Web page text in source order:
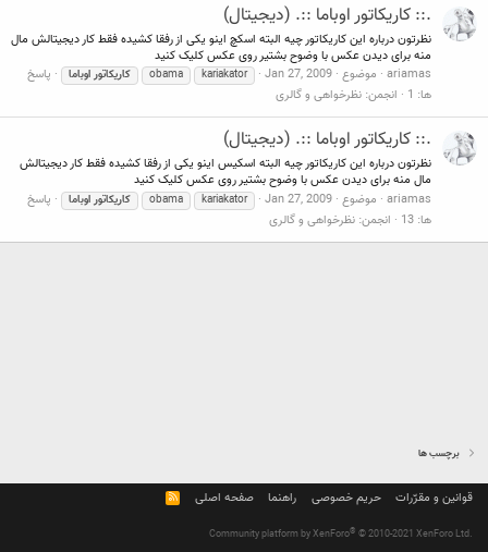
.:: کاریکاتور اوباما ::. (دیجیتال)
نظرتون درباره این کاریکاتور چیه البته اسکچ اینو یکی از رفقا کشیده فقط کار دیجیتالش مال
منه برای دیدن عکس با وضوح بشتیر روی عکس کلیک کنید
ariamas موضوع Jan 27, 2009
kariakator
obama کاریکاتور اوباما
پاسخ
ها: 1
انجمن: نظرخواهی و گالری
.:: کاریکاتور اوباما ::. (دیجیتال)
نظرتون درباره این کاریکاتور چیه البته اسکیس اینو یکی از رفقا کشیده فقط کار دیجیتالش
مال منه برای دیدن عکس با وضوح بشتیر روی عکس کلیک کنید
ariamas موضوع Jan 27, 2009
kariakator
obama کاریکاتور اوباما
پاسخ
ها: 13
انجمن: نظرخواهی و گالری
برچسب ها
قوانین و مقرّرات حریم خصوصی راهنما صفحه اصلی
R
S
Community platform by XenForo® © 2010-2021 XenForo Ltd.